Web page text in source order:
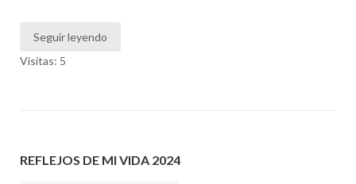
Seguir leyendo
Visitas: 5
REFLEJOS DE MI VIDA 2024